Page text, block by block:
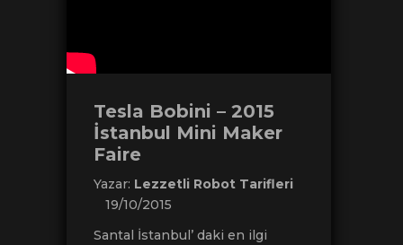
Tesla Bobini – 2015
İstanbul Mini Maker
Faire
Yazar: Lezzetli Robot Tarifleri
19/10/2015
Santal İstanbul’ daki en ilgi